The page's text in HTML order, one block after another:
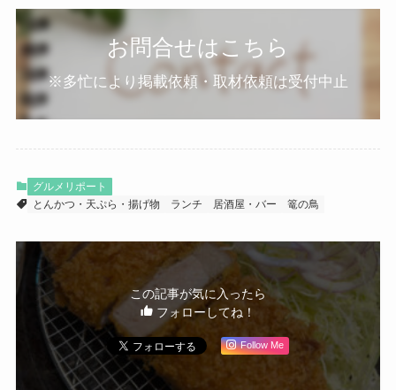
お問合せはこちら
※多忙により掲載依頼・取材依頼は受付中止
グルメリポート
とんかつ・天ぷら・揚げ物
ランチ 居酒屋・バー 篭の鳥
この記事が気に入ったら
フォローしてね！
Follow Me